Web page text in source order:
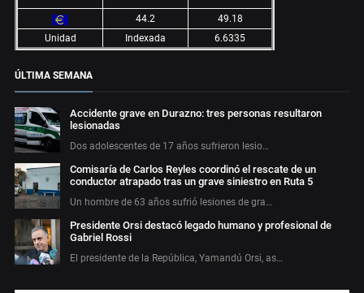
44.2
49.18
Unidad
Indexada 6.6335
ÚLTIMA SEMANA
Accidente grave en Durazno: tres personas resultaron
lesionadas
Dos adolescentes de 17 años sufrieron lesio…
Comisaría de Carlos Reyles coordinó el rescate de un
conductor atrapado tras un grave siniestro en Ruta 5
Un hombre de 63 años sufrió lesiones de gra…
Presidente Orsi destacó legado humano y profesional de
Gabriel Rossi
El presidente de la República, Yamandú Orsi, as…